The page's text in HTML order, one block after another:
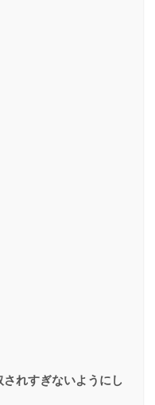
れすぎないようにし